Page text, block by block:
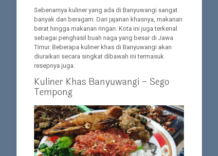
Sebenarnya kuliner yang ada di Banyuwangi sangat
banyak dan beragam. Dari jajanan khasnya, makanan
berat hingga makanan ringan. Kota ini juga terkenal
sebagai penghasil buah naga yang besar di Jawa
Timur. Beberapa kuliner khas di Banyuwangi akan
diuraikan secara singkat dibawah ini termasuk
resepnya juga.
Kuliner Khas Banyuwangi – Sego
Tempong